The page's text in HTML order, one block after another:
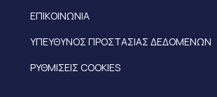
ΕΠΙΚΟΙΝΩΝΙΑ
ΥΠΕΥΘΥΝΟΣ ΠΡΟΣΤΑΣΙΑΣ ΔΕΔΟΜΕΝΩΝ
ΡΥΘΜΙΣΕΙΣ COOKIES